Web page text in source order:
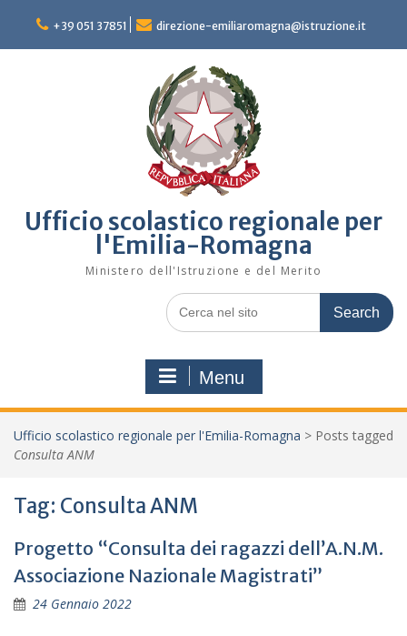
content
+39 051 37851 direzione-emiliaromagna@istruzione.it
Ufficio scolastico regionale per
l'Emilia-Romagna
Ministero dell'Istruzione e del Merito
Search
for:
Menu
Ufficio scolastico regionale per l'Emilia-Romagna > Posts tagged
Consulta ANM
Tag: Consulta ANM
Progetto “Consulta dei ragazzi dell’A.N.M.
Associazione Nazionale Magistrati”
24 Gennaio 2022